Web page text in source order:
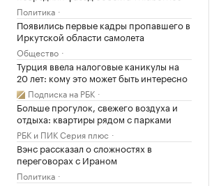
Политика
Появились первые кадры пропавшего в
Иркутской области самолета
Общество
Турция ввела налоговые каникулы на
20 лет: кому это может быть интересно
Подписка на РБК
Больше прогулок, свежего воздуха и
отдыха: квартиры рядом с парками
РБК и ПИК Серия плюс
Вэнс рассказал о сложностях в
переговорах с Ираном
Политика